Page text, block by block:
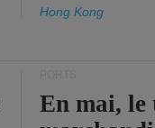
Hong Kong
En mai, le